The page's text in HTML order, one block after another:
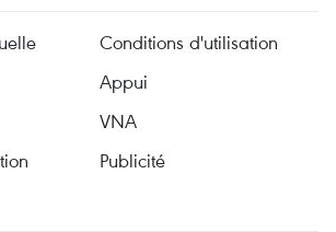
Conditions d'utilisation
Appui
VNA
Publicité